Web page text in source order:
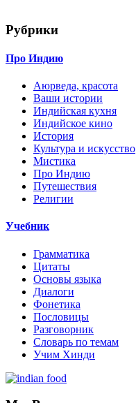
Рубрики
Про Индию
Аюрведа, красота
Ваши истории
Индийская кухня
Индийское кино
История
Культура и искусство
Мистика
Про Индию
Путешествия
Религии
Учебник
Грамматика
Цитаты
Основы языка
Диалоги
Фонетика
Пословицы
Разговорник
Словарь по темам
Учим Хинди